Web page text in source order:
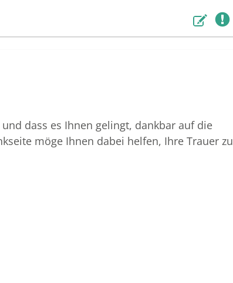
dass es Ihnen gelingt, dankbar auf die
möge Ihnen dabei helfen, Ihre Trauer zu